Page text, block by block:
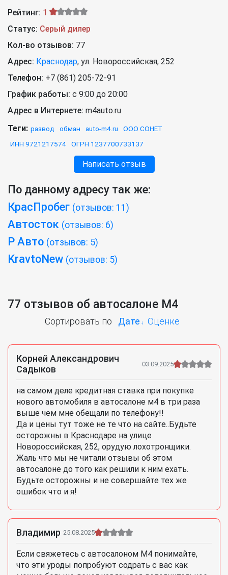
Рейтинг: 1
Статус: Серый дилер
Кол-во отзывов: 77
Адрес: Краснодар, ул. Новороссийская, 252
Телефон: +7 (861) 205-72-91
График работы: с 9:00 до 20:00
Адрес в Интернете: m4auto.ru
Теги: развод обман auto-m4.ru
ООО СОНЕТ
ИНН 9721217574
ОГРН 1237700733137
Написать отзыв
По данному адресу так же:
КрасПробег (отзывов: 11)
Автосток (отзывов: 6)
Р Авто (отзывов: 5)
KravtoNew (отзывов: 5)
77 отзывов об автосалоне М4
Сортировать по Дате Оценке
Корней Александрович
Садыков
03.09.2025
на самом деле кредитная ставка при покупке
нового автомобиля в автосалоне м4 в три раза
выше чем мне обещали по телефону!!
Да и цены тут тоже не те что на сайте..Будьте
осторожны в Краснодаре на улице
Новороссийская, 252, орудую лохотронщики.
Жаль что мы не читали отзывы об этом
автосалоне до того как решили к ним ехать.
Будьте осторожны и не совершайте тех же
ошибок что и я!
Владимир 25.08.2025
Если свяжетесь с автосалоном М4 понимайте,
что эти уроды попробуют содрать с вас как